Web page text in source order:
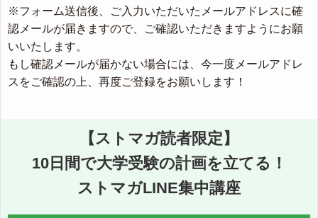
※フォーム送信後、ご入力いただいたメールアドレスに確
認メールが届きますので、ご確認いただきますようにお願
いいたします。
もし確認メールが届かない場合には、今一度メールアドレ
スをご確認の上、再度ご登録をお願いします！
【ストマガ読者限定】
10日間で大学受験の計画を立てる！
ストマガLINE集中講座